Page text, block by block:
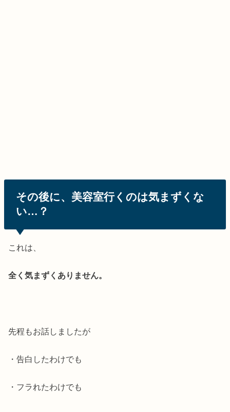
その後に、美容室行くのは気まずくな
い…？
これは、
全く気まずくありません。
先程もお話しましたが
・告白したわけでも
・フラれたわけでも